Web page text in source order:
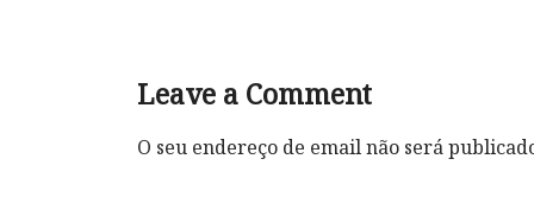
Leave a Comment
O seu endereço de email não será